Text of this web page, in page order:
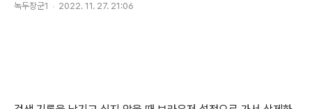
녹두장군1 2022. 11. 27. 21:06